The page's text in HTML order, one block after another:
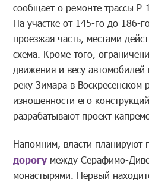
сообщает о ремонте трассы
На участке от 145-го до 186-
проезжая часть, местами
схема. Кроме того,
движения и весу автомобилей
реку Зимара в Воскресенском
изношенности его
разрабатывают проект
Напомним, власти планируют
дорогу между Серафимо-
монастырями. Первый